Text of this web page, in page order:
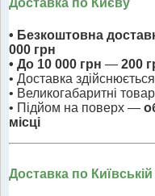
• Безкоштовна
000 грн
• До 10 000 грн — 200
• Доставка здійснюється
• Великогабаритні
• Підйом на поверх —
місці
Доставка по Київській